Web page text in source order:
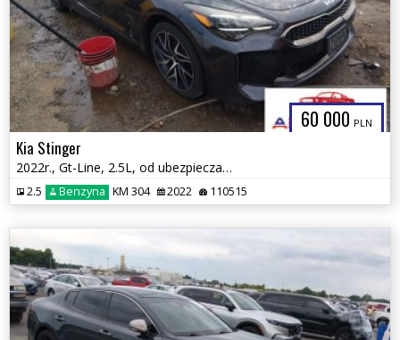
60 000 PLN
Kia Stinger
2022r., Gt-Line, 2.5L, od ubezpieczalni
2.5 Benzyna KM 304 2022 110515